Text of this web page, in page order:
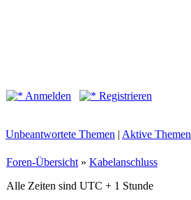
Anmelden
Registrieren
Unbeantwortete Themen | Aktive Themen
Foren-Übersicht » Kabelanschluss
Alle Zeiten sind UTC + 1 Stunde